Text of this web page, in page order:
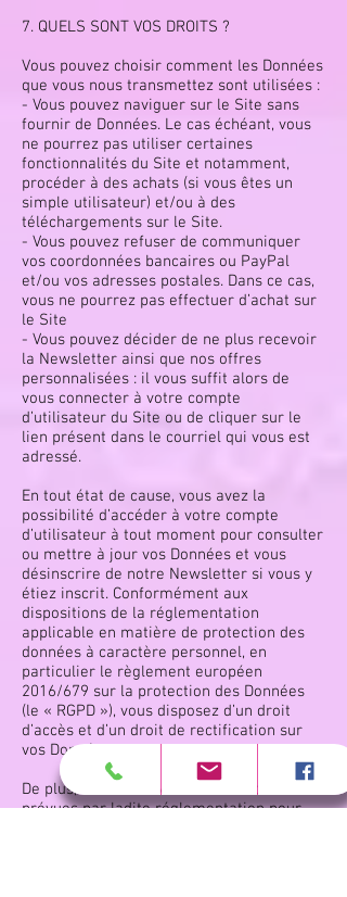
7. QUELS SONT VOS DROITS ?
Vous pouvez choisir comment les Données
que vous nous transmettez sont utilisées :
- Vous pouvez naviguer sur le Site sans
fournir de Données. Le cas échéant, vous
ne pourrez pas utiliser certaines
fonctionnalités du Site et notamment,
procéder à des achats (si vous êtes un
simple utilisateur) et/ou à des
téléchargements sur le Site.
- Vous pouvez refuser de communiquer
vos coordonnées bancaires ou PayPal
et/ou vos adresses postales. Dans ce cas,
vous ne pourrez pas effectuer d’achat sur
le Site
- Vous pouvez décider de ne plus recevoir
la Newsletter ainsi que nos offres
personnalisées : il vous suffit alors de
vous connecter à votre compte
d’utilisateur du Site ou de cliquer sur le
lien présent dans le courriel qui vous est
adressé.
En tout état de cause, vous avez la
possibilité d’accéder à votre compte
d’utilisateur à tout moment pour consulter
ou mettre à jour vos Données et vous
désinscrire de notre Newsletter si vous y
étiez inscrit. Conformément aux
dispositions de la réglementation
applicable en matière de protection des
données à caractère personnel, en
particulier le règlement européen
2016/679 sur la protection des Données
(le « RGPD »), vous disposez d’un droit
d’accès et d’un droit de rectification sur
vos Données.
De plus, sous réserve des conditions
prévues par ladite réglementation pour